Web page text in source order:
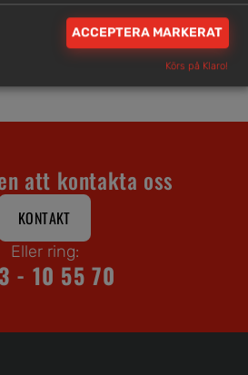
utbud
maskinpark med hög
att kontakta oss
KONTAKT
Eller ring:
- 10 55 70
ACCEPTERA MARKERAT
Körs på Klaro!